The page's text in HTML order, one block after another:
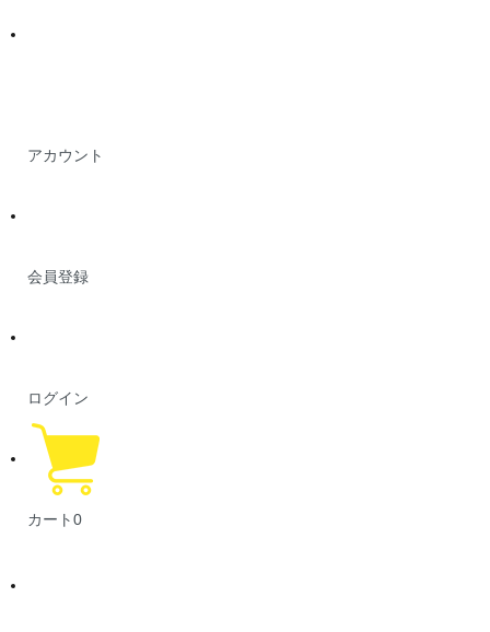
アカウント
会員登録
ログイン
カート0